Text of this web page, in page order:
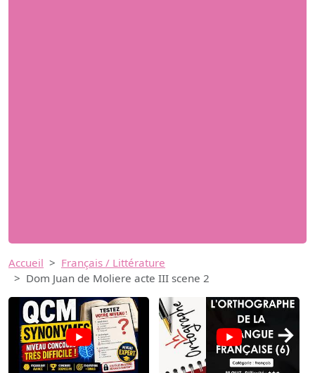
Accueil
Français / Littérature
Dom Juan de Moliere acte III scene 2
→